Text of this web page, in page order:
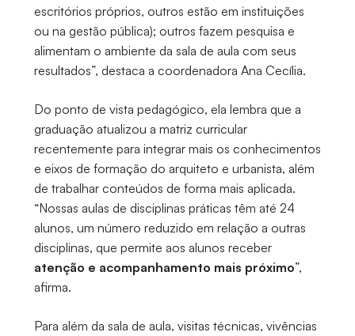
escritórios próprios, outros estão em instituições
ou na gestão pública); outros fazem pesquisa e
alimentam o ambiente da sala de aula com seus
resultados”, destaca a coordenadora Ana Cecília.
Do ponto de vista pedagógico, ela lembra que a
graduação atualizou a matriz curricular
recentemente para integrar mais os conhecimentos
e eixos de formação do arquiteto e urbanista, além
de trabalhar conteúdos de forma mais aplicada.
“Nossas aulas de disciplinas práticas têm até 24
alunos, um número reduzido em relação a outras
disciplinas, que permite aos alunos receber
atenção e acompanhamento mais próximo”,
afirma.
Para além da sala de aula, visitas técnicas, vivências